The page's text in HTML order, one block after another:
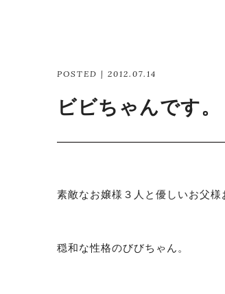
POSTED | 2012.07.14
ビビちゃんです。
素敵なお嬢様３人と優しいお父
穏和な性格のびびちゃん。